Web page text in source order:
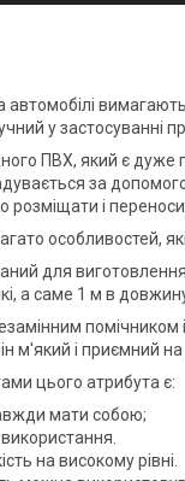
автомобілі
у застосуванні
ПВХ, який є дуже
за
розміщати і
особливостей,
для
а саме 1 м в
м'який і приємний
цього атрибута є:
мати собою;
на високому рівні.